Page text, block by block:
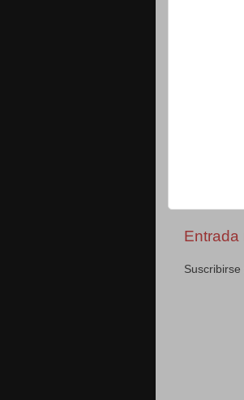
Entrada
Suscribirse